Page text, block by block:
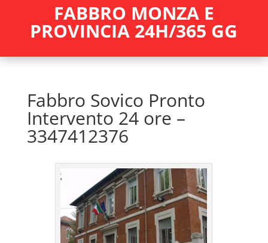
FABBRO MONZA E
PROVINCIA 24H/365 GG
Fabbro Sovico Pronto
Intervento 24 ore –
3347412376